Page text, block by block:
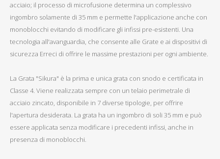
acciaio; il processo di microfusione determina un complessivo
ingombro solamente di 35 mm e permette l'applicazione anche con
monoblocchi evitando di modificare gli infissi pre-esistenti. Una
tecnologia all'avanguardia, che consente alle Grate e ai dispositivi di
sicurezza Erreci di offrire le massime prestazioni per ogni ambiente.
La Grata "Sikura" è la prima e unica grata con snodo e certificata in
Classe 4. Viene realizzata sempre con un telaio perimetrale di
acciaio zincato, disponibile in 7 diverse tipologie, per offrire
l'apertura desiderata. La grata ha un ingombro di soli 35 mm e può
essere applicata senza modificare i precedenti infissi, anche in
presenza di monoblocchi.